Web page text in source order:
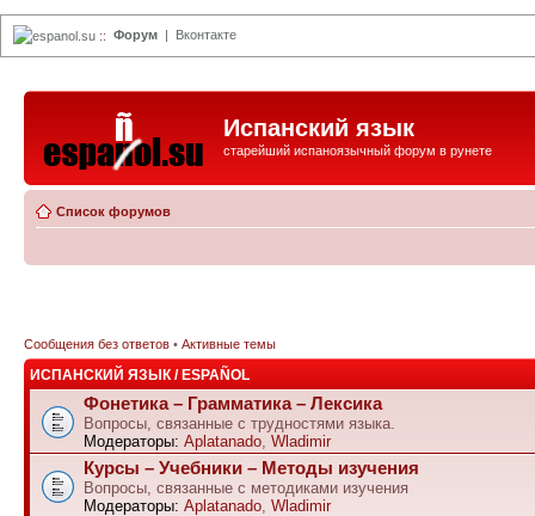
espanol.su :: Форум | Вконтакте
Испанский язык
старейший испаноязычный форум в рунете
Список форумов
Сообщения без ответов • Активные темы
ИСПАНСКИЙ ЯЗЫК / ESPAÑOL
Фонетика – Грамматика – Лексика
Вопросы, связанные с трудностями языка.
Модераторы: Aplatanado, Wladimir
Курсы – Учебники – Методы изучения
Вопросы, связанные с методиками изучения
Модераторы: Aplatanado, Wladimir